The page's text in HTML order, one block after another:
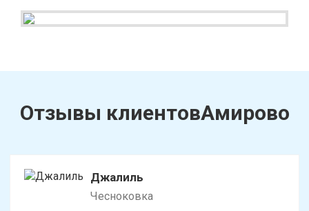
Отзывы клиентовАмирово
Джалиль
Чесноковка